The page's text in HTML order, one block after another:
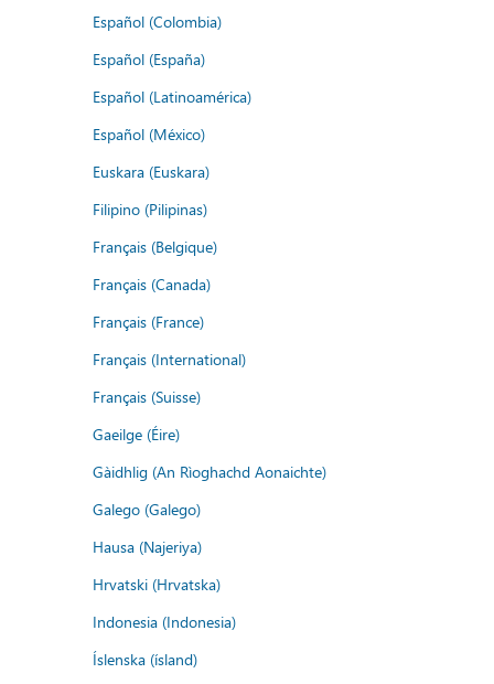
Español (Colombia)
Español (España)
Español (Latinoamérica)
Español (México)
Euskara (Euskara)
Filipino (Pilipinas)
Français (Belgique)
Français (Canada)
Français (France)
Français (International)
Français (Suisse)
Gaeilge (Éire)
Gàidhlig (An Rìoghachd Aonaichte)
Galego (Galego)
Hausa (Najeriya)
Hrvatski (Hrvatska)
Indonesia (Indonesia)
Íslenska (ísland)